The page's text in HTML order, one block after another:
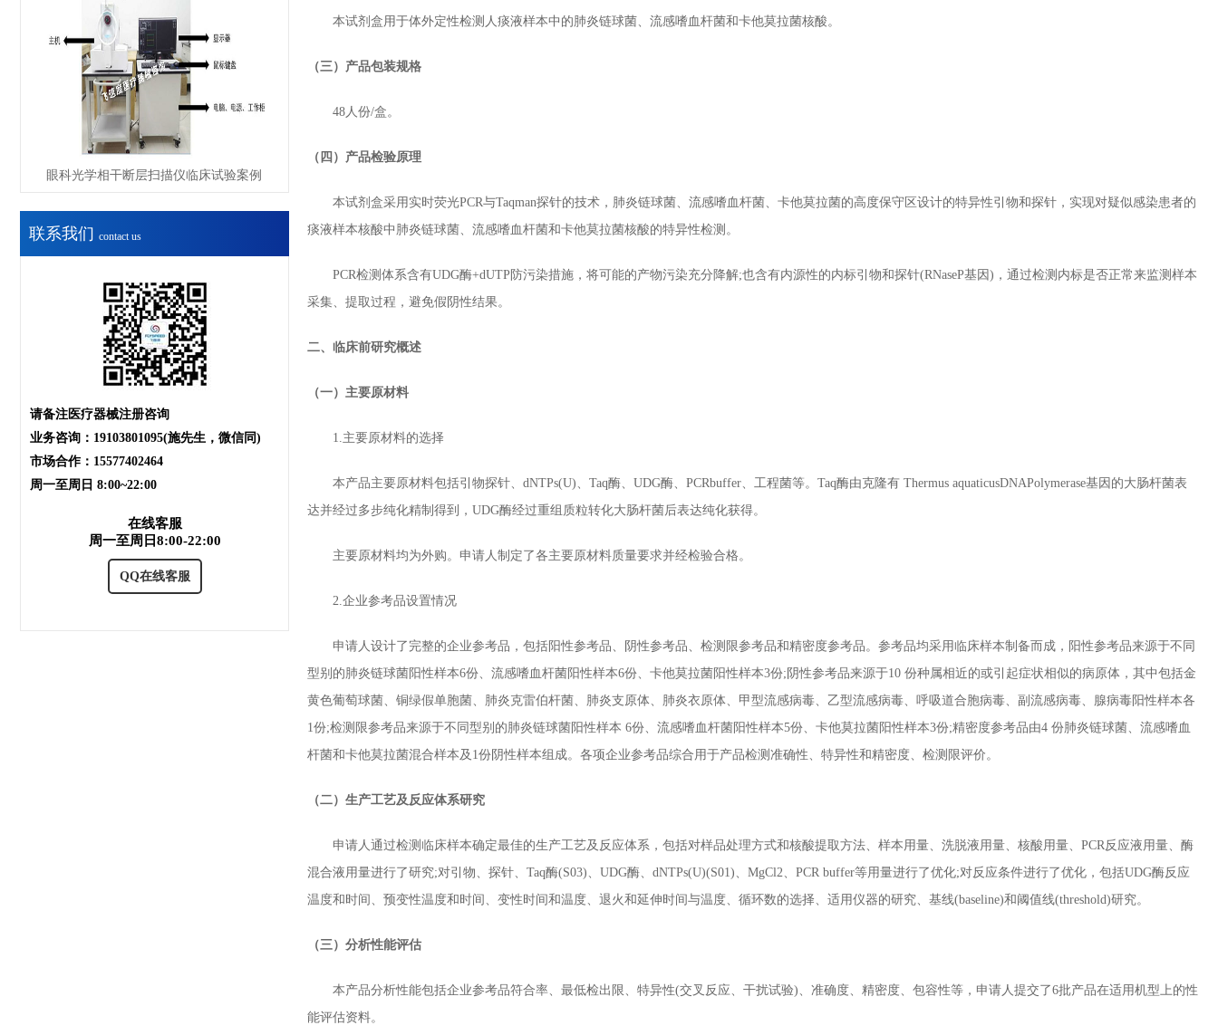
眼科光学相干断层扫描仪临床试验案例
联系我们 contact us
请备注医疗器械注册咨询
业务咨询：19103801095(施先生，微信同)
市场合作：15577402464
周一至周日 8:00~22:00
在线客服
周一至周日8:00-22:00
QQ在线客服
本试剂盒用于体外定性检测人痰液样本中的肺炎链球菌、流感嗜血杆菌和卡他莫拉菌核酸。
（三）产品包装规格
48人份/盒。
（四）产品检验原理
本试剂盒采用实时荧光PCR与Taqman探针的技术，肺炎链球菌、流感嗜血杆菌、卡他莫拉菌的高度保守区设计的特异性引物和探针，实现对疑似感染患者的
痰液样本核酸中肺炎链球菌、流感嗜血杆菌和卡他莫拉菌核酸的特异性检测。
PCR检测体系含有UDG酶+dUTP防污染措施，将可能的产物污染充分降解;也含有内源性的内标引物和探针(RNaseP基因)，通过检测内标是否正常来监测样本
采集、提取过程，避免假阴性结果。
二、临床前研究概述
（一）主要原材料
1.主要原材料的选择
本产品主要原材料包括引物探针、dNTPs(U)、Taq酶、UDG酶、PCRbuffer、工程菌等。Taq酶由克隆有 Thermus aquaticusDNAPolymerase基因的大肠杆菌表
达并经过多步纯化精制得到，UDG酶经过重组质粒转化大肠杆菌后表达纯化获得。
主要原材料均为外购。申请人制定了各主要原材料质量要求并经检验合格。
2.企业参考品设置情况
申请人设计了完整的企业参考品，包括阳性参考品、阴性参考品、检测限参考品和精密度参考品。参考品均采用临床样本制备而成，阳性参考品来源于不同
型别的肺炎链球菌阳性样本6份、流感嗜血杆菌阳性样本6份、卡他莫拉菌阳性样本3份;阴性参考品来源于10 份种属相近的或引起症状相似的病原体，其中包括金
黄色葡萄球菌、铜绿假单胞菌、肺炎克雷伯杆菌、肺炎支原体、肺炎衣原体、甲型流感病毒、乙型流感病毒、呼吸道合胞病毒、副流感病毒、腺病毒阳性样本各
1份;检测限参考品来源于不同型别的肺炎链球菌阳性样本 6份、流感嗜血杆菌阳性样本5份、卡他莫拉菌阳性样本3份;精密度参考品由4 份肺炎链球菌、流感嗜血
杆菌和卡他莫拉菌混合样本及1份阴性样本组成。各项企业参考品综合用于产品检测准确性、特异性和精密度、检测限评价。
（二）生产工艺及反应体系研究
申请人通过检测临床样本确定最佳的生产工艺及反应体系，包括对样品处理方式和核酸提取方法、样本用量、洗脱液用量、核酸用量、PCR反应液用量、酶
混合液用量进行了研究;对引物、探针、Taq酶(S03)、UDG酶、dNTPs(U)(S01)、MgCl2、PCR buffer等用量进行了优化;对反应条件进行了优化，包括UDG酶反应
温度和时间、预变性温度和时间、变性时间和温度、退火和延伸时间与温度、循环数的选择、适用仪器的研究、基线(baseline)和阈值线(threshold)研究。
（三）分析性能评估
本产品分析性能包括企业参考品符合率、最低检出限、特异性(交叉反应、干扰试验)、准确度、精密度、包容性等，申请人提交了6批产品在适用机型上的性
能评估资料。